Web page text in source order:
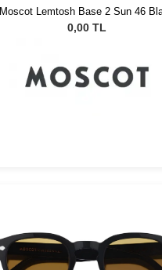
Moscot Lemtosh Base 2 Sun 46
Cabernet
0,00 TL